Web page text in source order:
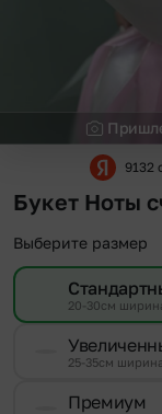
9132
Букет Ноты
Выберите размер
20-30см
25-35см ширина
Премиум